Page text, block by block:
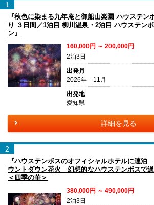
1
『秋色に染まる九年庵と御船山楽園 ハウステン
り ３日間／1泊目 柳川温泉・2泊目 ハウステン
ン』
160,000円 ～ 200,000円
2泊3日
出発月
2026年 11月
出発地
愛知県
詳細を見る
2
『ハウステンボスのオフィシャルホテルに連
ウントダウン花火 幻想的なハウステンボスで過
＜四季の華＞
380,000円 ～ 490,000円
2泊3日